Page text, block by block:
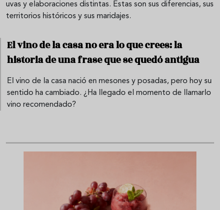
uvas y elaboraciones distintas. Estas son sus diferencias, sus
territorios históricos y sus maridajes.
El vino de la casa no era lo que crees: la
historia de una frase que se quedó antigua
El vino de la casa nació en mesones y posadas, pero hoy su
sentido ha cambiado. ¿Ha llegado el momento de llamarlo
vino recomendado?